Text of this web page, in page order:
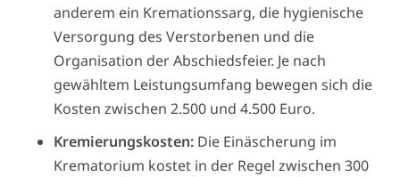
anderem ein Kremationssarg, die hygienische
Versorgung des Verstorbenen und die
Organisation der Abschiedsfeier. Je nach
gewähltem Leistungsumfang bewegen sich die
Kosten zwischen 2.500 und 4.500 Euro.
Kremierungskosten: Die Einäscherung im
Krematorium kostet in der Regel zwischen 300